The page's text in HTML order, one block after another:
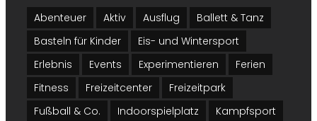
Düsseldorf
Erfurt
Essen
Frankfurt
Abenteuer Aktiv Ausflug
Ballett & Tanz
Basteln für Kinder
Eis- und Wintersport
Erlebnis
Events Experimentieren
Ferien
Fitness
Freizeitcenter
Freizeitpark
Fußball & Co.
Indoorspielplatz
Kampfsport